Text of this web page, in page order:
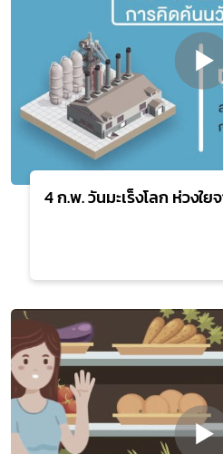
4 ก.พ. วันมะเร็งโลก ห่วงใย